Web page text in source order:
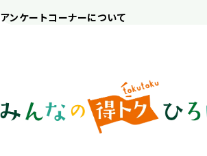
アンケートコーナーについて